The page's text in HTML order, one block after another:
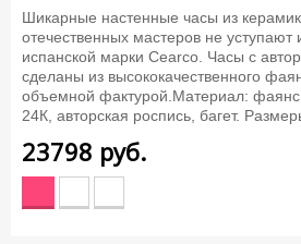
Шикарные настенные часы из
отечественных мастеров не
испанской марки Cearco. Часы с
сделаны из высококачественного
объемной фактурой.Материал:
24К, авторская роспись, багет.
23798 руб.